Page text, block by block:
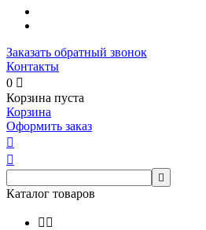
Заказать обратный звонок
Контакты
0 
Корзина пуста
Корзина
Оформить заказ



Каталог товаров
 